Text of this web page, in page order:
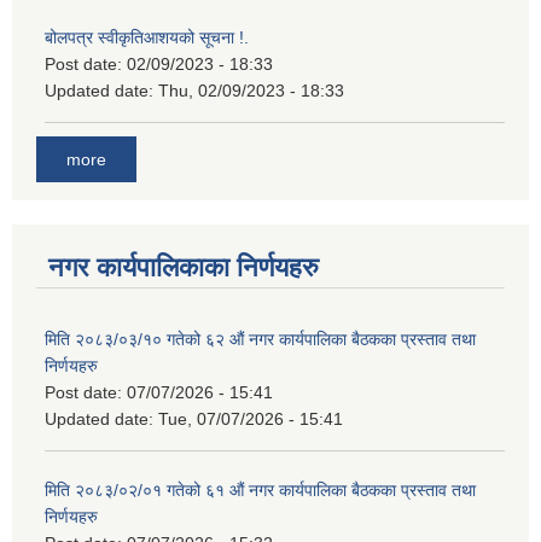
बोलपत्र स्वीकृतिआशयको सूचना !.
Post date: 02/09/2023 - 18:33
Updated date: Thu, 02/09/2023 - 18:33
more
नगर कार्यपालिकाका निर्णयहरु
मिति २०८३/०३/१० गतेको ६२ औं नगर कार्यपालिका बैठकका प्रस्ताव तथा
निर्णयहरु
Post date: 07/07/2026 - 15:41
Updated date: Tue, 07/07/2026 - 15:41
मिति २०८३/०२/०१ गतेको ६१ औं नगर कार्यपालिका बैठकका प्रस्ताव तथा
निर्णयहरु